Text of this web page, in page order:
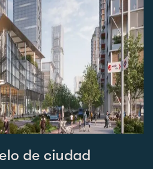
de ciudad